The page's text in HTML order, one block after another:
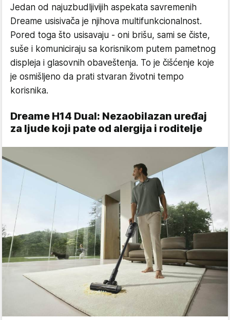
Jedan od najuzbudljivijih aspekata savremenih
Dreame usisivača je njihova multifunkcionalnost.
Pored toga što usisavaju - oni brišu, sami se čiste,
suše i komuniciraju sa korisnikom putem pametnog
displeja i glasovnih obaveštenja. To je čišćenje koje
je osmišljeno da prati stvaran životni tempo
korisnika.
Dreame H14 Dual: Nezaobilazan uređaj
za ljude koji pate od alergija i roditelje